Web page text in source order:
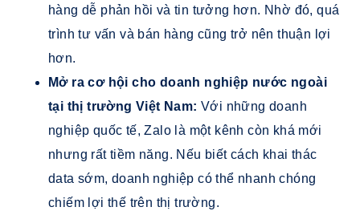
hàng dễ phản hồi và tin tưởng hơn. Nhờ đó, quá
trình tư vấn và bán hàng cũng trở nên thuận lợi
hơn.
Mở ra cơ hội cho doanh nghiệp nước ngoài
tại thị trường Việt Nam: Với những doanh
nghiệp quốc tế, Zalo là một kênh còn khá mới
nhưng rất tiềm năng. Nếu biết cách khai thác
data sớm, doanh nghiệp có thể nhanh chóng
chiếm lợi thế trên thị trường.